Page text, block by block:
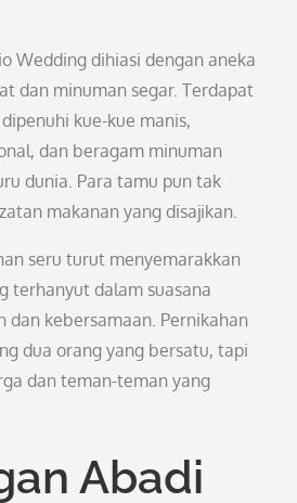
Wedding dihiasi dengan aneka
dan minuman segar. Terdapat
kue-kue manis,
dan beragam minuman
dunia. Para tamu pun tak
makanan yang disajikan.
seru turut menyemarakkan
terhanyut dalam suasana
dan kebersamaan. Pernikahan
dua orang yang bersatu, tapi
dan teman-teman yang
Abadi